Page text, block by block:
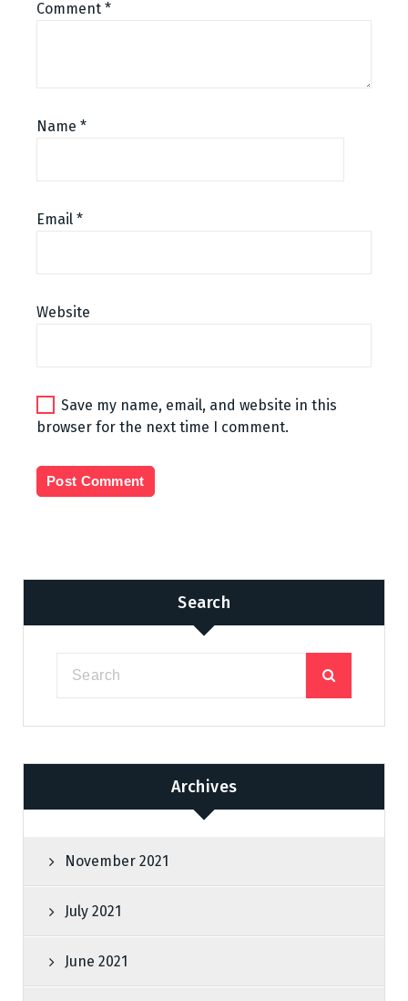
Comment *
Name *
Email *
Website
Save my name, email, and website in this
browser for the next time I comment.
Search
Archives
November 2021
July 2021
June 2021